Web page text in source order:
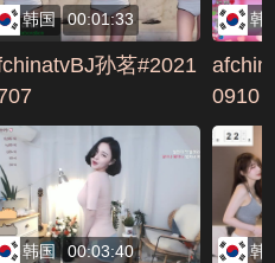
韩国 00:01:33
孙茗#2021
韩
0910
韩国 00:03:40 韩